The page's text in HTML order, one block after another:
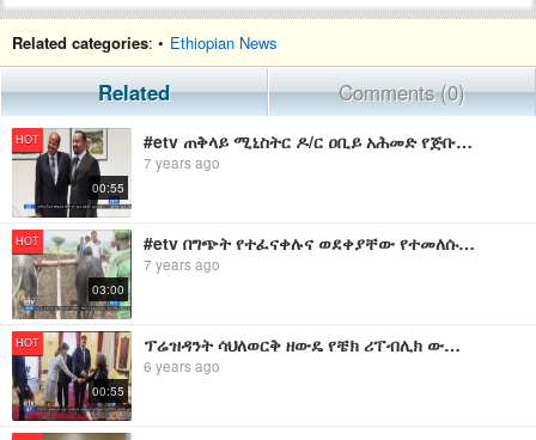
Related categories: • Ethiopian News
Related Comments (0)
HOT
00:55
#etv ጠቅላይ ሚኒስትር ዶ/ር ዐቢይ አሕመድ የጅቡቲ የውጭ ጉዳይና ዓለም አቀፍ ግንኙነት ሚኒስትር ማሕሙድ አሊ ዩሱፍን አነጋገሩ።
7 years ago
HOT
03:00
#etv በግጭት የተፈናቀሉና ወደቀያቸው የተመለሱ የማዕከላዊ ጎንደር ዞን አርሶ አደሮች የግብርና ግብዓቶች በወቅቱ እንዳልቀረበላቸው ገለጹ፡፡
7 years ago
HOT
00:55
ፕሬዝዳንት ሳህለወርቅ ዘውዴ የቼክ ሪፐብሊክ ውጭ ጉዳይ ሚኒስትር ቶማስ ፔትሪክን ተቀብለው አነጋገሩ | EBC
6 years ago